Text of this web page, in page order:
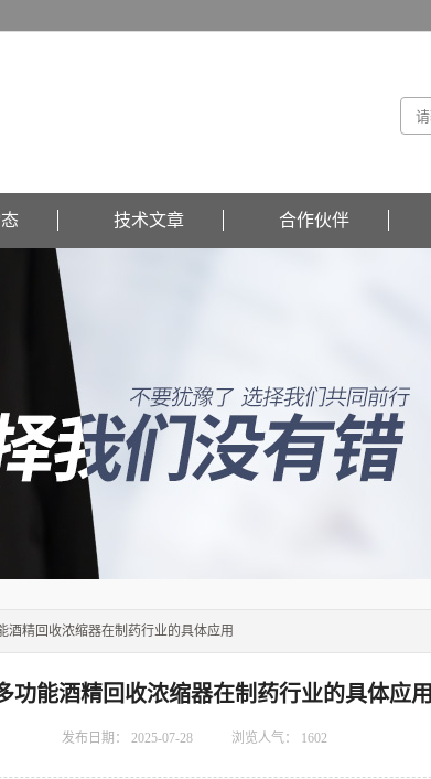
技术文章 合作伙伴
酒精回收浓缩器在制药行业的具体应用
功能酒精回收浓缩器在制药行业的具体应用
发布日期： 2025-07-28 浏览人气： 1602